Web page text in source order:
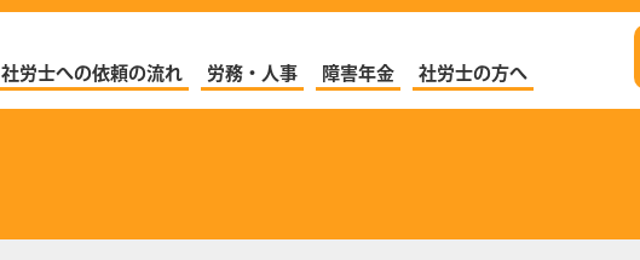
社労士への依頼の流れ 労務・人事 障害年金 社労士の方へ